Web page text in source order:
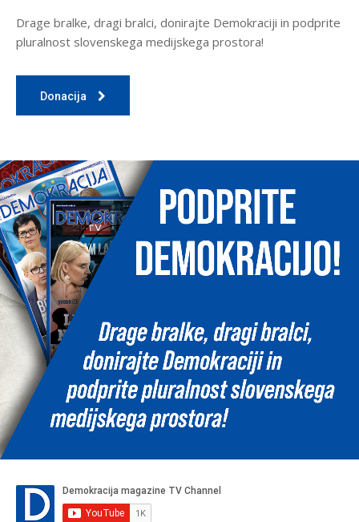
Drage bralke, dragi bralci, donirajte Demokraciji in podprite
pluralnost slovenskega medijskega prostora!
Donacija